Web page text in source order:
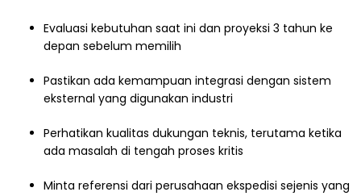
Evaluasi kebutuhan saat ini dan proyeksi 3 tahun ke
depan sebelum memilih
Pastikan ada kemampuan integrasi dengan sistem
eksternal yang digunakan industri
Perhatikan kualitas dukungan teknis, terutama ketika
ada masalah di tengah proses kritis
Minta referensi dari perusahaan ekspedisi sejenis yang